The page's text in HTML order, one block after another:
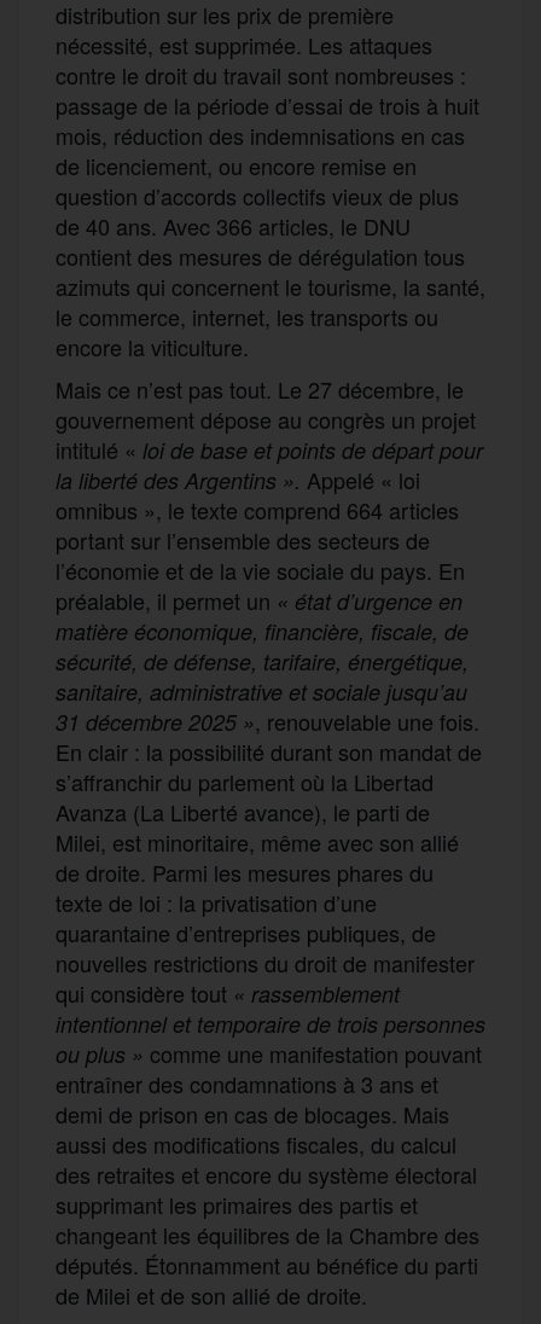
distribution sur les prix de première
nécessité, est supprimée. Les attaques
contre le droitdu travail sont nombreuses :
passage de la période d’essai de trois à huit
mois, réduction des indemnisations en cas
de licenciement, ou encore remise en
question d’accords collectifs vieux de plus
de 40 ans. Avec 366 articles, le DNU
contientdes mesures de dérégulation tous
azimuts qui concernent le tourisme, la santé,
le commerce, internet, les transports ou
encore la viticulture.
Mais ce n’est pas tout. Le 27 décembre, le
gouvernement dépose au congrès un projet
intitulé « loide base et points de départ pour
la liberté des Argentins ». Appelé « loi
omnibus », le texte comprend 664 articles
portant sur l’ensemble des secteurs de
l’économie et de la vie sociale du pays. En
préalable, il permet un « étatd’urgence en
matière économique, financière, fiscale, de
sécurité, de défense, tarifaire, énergétique,
sanitaire, administrative et sociale jusqu’au
31 décembre 2025 », renouvelable une fois.
En clair : la possibilité durant son mandat de
s’affranchir du parlement où la Libertad
Avanza (La Liberté avance), le parti de
Milei, est minoritaire, même avec son allié
de droite. Parmi les mesures phares du
texte de loi : la privatisation d’une
quarantaine d’entreprises publiques, de
nouvelles restrictions du droit de manifester
qui considère tout « rassemblement
intentionnel et temporaire de trois personnes
ou plus » comme une manifestation pouvant
entraîner des condamnations à 3 ans et
demi de prison en cas de blocages. Mais
aussi des modifications fiscales, du calcul
des retraites et encore du système électoral
supprimant les primaires des partis et
changeant les équilibres de la Chambre des
députés. Étonnamment au bénéfice du parti
de Milei et de son allié de droite.